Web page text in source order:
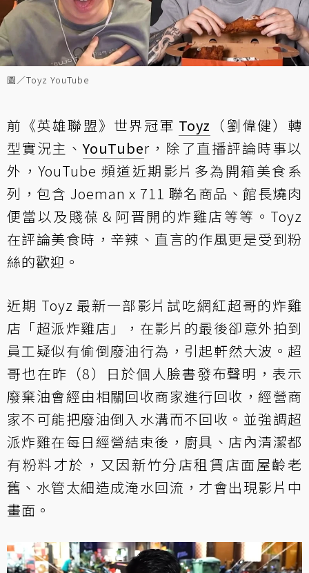
圖／Toyz YouTube
前《英雄聯盟》世界冠軍 Toyz （劉偉健）轉
型實況主、YouTuber，除了直播評論時事以
外，YouTube 頻道近期影片多為開箱美食系
列，包含 Joeman x 711 聯名商品、館長燒肉
便當以及賤葆＆阿晋開的炸雞店等等。Toyz
在評論美食時，辛辣、直言的作風更是受到粉
絲的歡迎。
近期 Toyz 最新一部影片試吃網紅超哥的炸雞
店「超派炸雞店」，在影片的最後卻意外拍到
員工疑似有偷倒廢油行為，引起軒然大波。超
哥也在昨（8）日於個人臉書發布聲明，表示
廢棄油會經由相關回收商家進行回收，經營商
家不可能把廢油倒入水溝而不回收。並強調超
派炸雞在每日經營結束後，廚具、店內清潔都
有粉料才於，又因新竹分店租賃店面屋齡老
舊、水管太細造成淹水回流，才會出現影片中
畫面。